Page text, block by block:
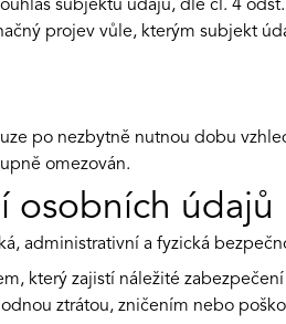
subjektu údajů, dle čl. 4
projev vůle, kterým subjekt
po nezbytně nutnou dobu
omezován.
osobních údajů
administrativní a fyzická
který zajistí náležité
ztrátou, zničením nebo